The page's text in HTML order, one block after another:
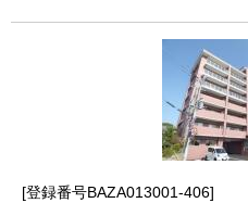
登録番号BAZA013001-406